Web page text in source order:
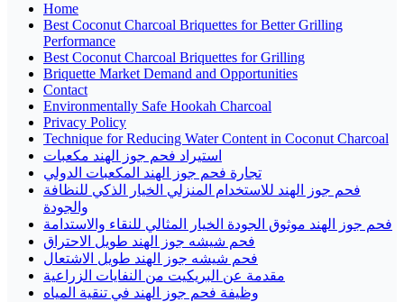
Home
Best Coconut Charcoal Briquettes for Better Grilling
Performance
Best Coconut Charcoal Briquettes for Grilling
Briquette Market Demand and Opportunities
Contact
Environmentally Safe Hookah Charcoal
Privacy Policy
Technique for Reducing Water Content in Coconut Charcoal
استيراد فحم جوز الهند مكعبات
تجارة فحم جوز الهند المكعبات الدولي
فحم جوز الهند للاستخدام المنزلي الخيار الذكي للنظافة
والجودة
فحم جوز الهند موثوق الجودة الخيار المثالي للنقاء والاستدامة
فحم شيشه جوز الهند طويل الاحتراق
فحم شيشه جوز الهند طويل الاشتعال
مقدمة عن البريكيت من النفايات الزراعية
وظيفة فحم جوز الهند في تنقية المياه